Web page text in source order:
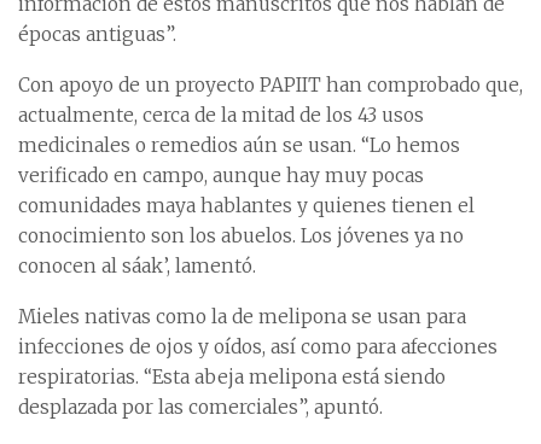
épocas antiguas”.
Con apoyo de un proyecto PAPIIT han comprobado que,
actualmente, cerca de la mitad de los 43 usos
medicinales o remedios aún se usan. “Lo hemos
verificado en campo, aunque hay muy pocas
comunidades maya hablantes y quienes tienen el
conocimiento son los abuelos. Los jóvenes ya no
conocen al sáak’, lamentó.
Mieles nativas como la de melipona se usan para
infecciones de ojos y oídos, así como para afecciones
respiratorias. “Esta abeja melipona está siendo
desplazada por las comerciales”, apuntó.